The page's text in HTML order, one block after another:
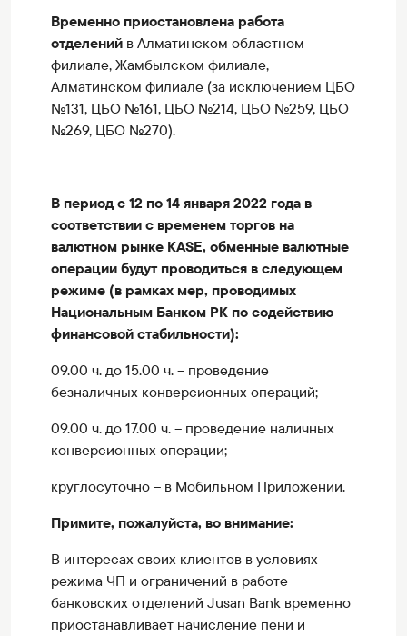
Временно приостановлена работа
отделений вАлматинском областном
филиале, Жамбылском филиале,
Алматинском филиале (за исключением ЦБО
№131, ЦБО №161, ЦБО №214, ЦБО №259, ЦБО
№269, ЦБО №270).
В период c 12 по 14 января 2022 года в
соответствии с временем торгов на
валютном рынке KASE, обменные валютные
операции будут проводиться в следующем
режиме (в рамках мер, проводимых
Национальным Банком РК по содействию
финансовой стабильности):
09.00 ч. до 15.00 ч. – проведение
безналичных конверсионных операций;
09.00 ч. до 17.00 ч. – проведение наличных
конверсионных операции;
круглосуточно – в Мобильном Приложении.
Примите, пожалуйста, во внимание:
В интересах своих клиентов в условиях
режима ЧП и ограничений в работе
банковских отделений Jusan Bank временно
приостанавливает начисление пени и